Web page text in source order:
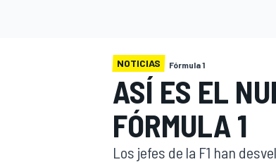
NOTICIAS Fórmula 1
ASÍ ES EL
FÓRMULA 1
Los jefes de la F1 han